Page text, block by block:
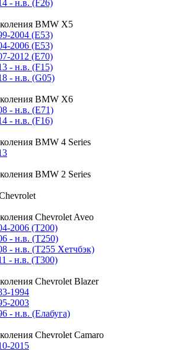
- н.в. (F26)
BMW X5
2004 (E53)
2006 (E53)
2012 (E70)
- н.в. (F15)
- н.в. (G05)
BMW X6
- н.в. (E71)
- н.в. (F16)
BMW 4 Series
BMW 2 Series
Chevrolet Aveo
2006 (T200)
- н.в. (T250)
- н.в. (T255 Хетчбэк)
- н.в. (Т300)
Chevrolet Blazer
1994
2003
- н.в. (Елабуга)
Chevrolet Camaro
2015